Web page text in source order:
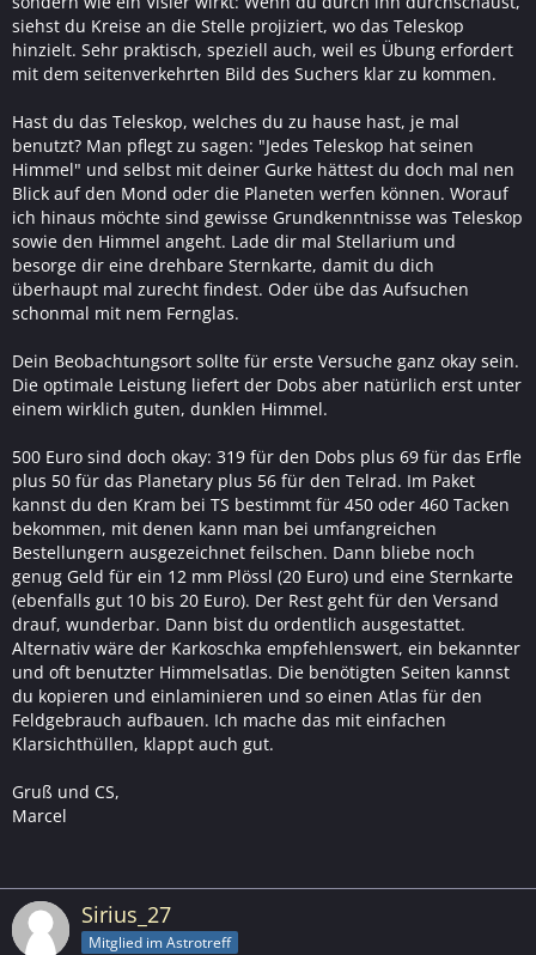
siehst du Kreise an die Stelle projiziert, wo das Teleskop
hinzielt. Sehr praktisch, speziell auch, weil es Übung erfordert
mit dem seitenverkehrten Bild des Suchers klar zu kommen.
Hast du das Teleskop, welches du zu hause hast, je mal
benutzt? Man pflegt zu sagen: "Jedes Teleskop hat seinen
Himmel" und selbst mit deiner Gurke hättest du doch mal nen
Blick auf den Mond oder die Planeten werfen können. Worauf
ich hinaus möchte sind gewisse Grundkenntnisse was Teleskop
sowie den Himmel angeht. Lade dir mal Stellarium und
besorge dir eine drehbare Sternkarte, damit du dich
überhaupt mal zurecht findest. Oder übe das Aufsuchen
schonmal mit nem Fernglas.
Dein Beobachtungsort sollte für erste Versuche ganz okay sein.
Die optimale Leistung liefert der Dobs aber natürlich erst unter
einem wirklich guten, dunklen Himmel.
500 Euro sind doch okay: 319 für den Dobs plus 69 für das Erfle
plus 50 für das Planetary plus 56 für den Telrad. Im Paket
kannst du den Kram bei TS bestimmt für 450 oder 460 Tacken
bekommen, mit denen kann man bei umfangreichen
Bestellungern ausgezeichnet feilschen. Dann bliebe noch
genug Geld für ein 12 mm Plössl (20 Euro) und eine Sternkarte
(ebenfalls gut 10 bis 20 Euro). Der Rest geht für den Versand
drauf, wunderbar. Dann bist du ordentlich ausgestattet.
Alternativ wäre der Karkoschka empfehlenswert, ein bekannter
und oft benutzter Himmelsatlas. Die benötigten Seiten kannst
du kopieren und einlaminieren und so einen Atlas für den
Feldgebrauch aufbauen. Ich mache das mit einfachen
Klarsichthüllen, klappt auch gut.
Gruß und CS,
Marcel
Sirius_27
Mitglied im Astrotreff